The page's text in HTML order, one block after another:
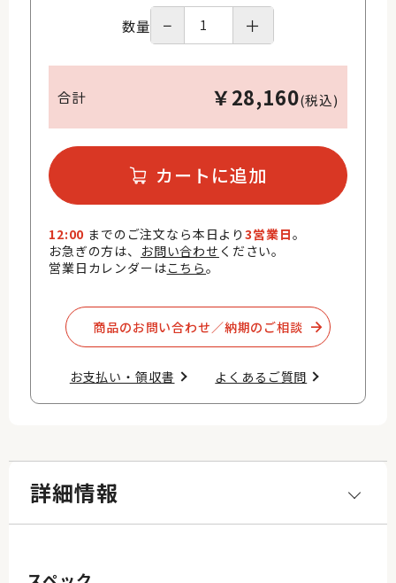
数量 − ＋
合計 ￥28,160(税込)
カートに追加
12:00 までのご注文なら本日より3営業日。
お急ぎの方は、 お問い合わせ ください。
営業日カレンダーはこちら。
商品のお問い合わせ／納期のご相談​
お支払い・領収書​ よくあるご質問​
詳細情報